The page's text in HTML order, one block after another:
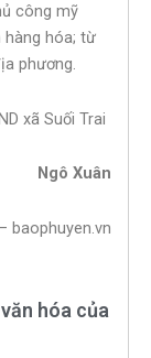
công mỹ
hóa; từ
phương.
xã Suối Trai
Ngô Xuân
baophuyen.vn
hóa của